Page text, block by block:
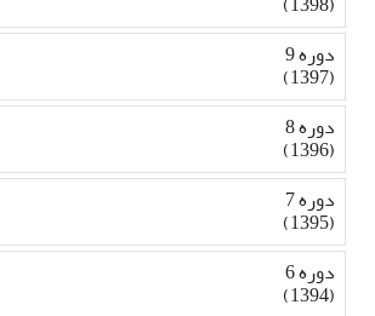
دوره 9
(1397)
دوره 8
(1396)
دوره 7
(1395)
دوره 6
(1394)